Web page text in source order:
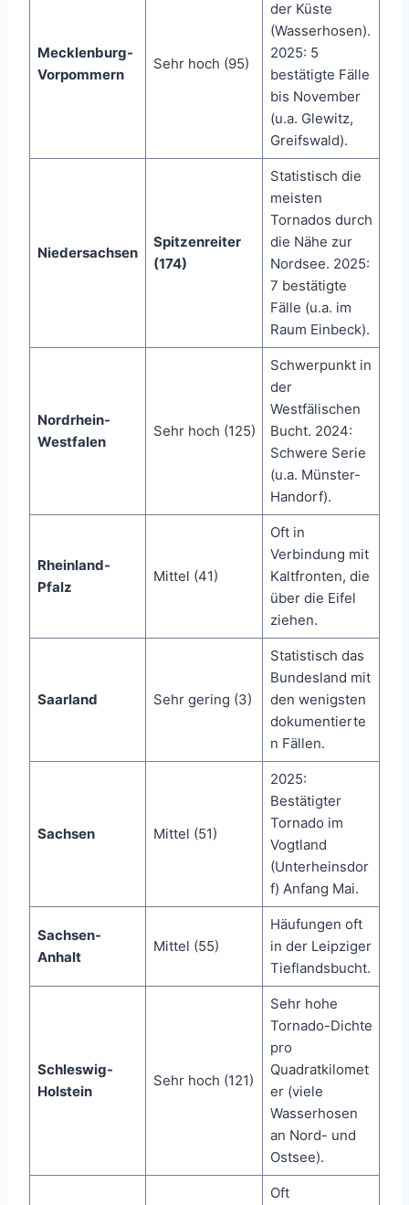
Mecklenburg-
Vorpommern
Sehr hoch (95)
der Küste
(Wasserhosen).
2025: 5
bestätigte Fälle
bis November
(u.a. Glewitz,
Greifswald).
Niedersachsen
Spitzenreiter
(174)
Statistisch die
meisten
Tornados durch
die Nähe zur
Nordsee. 2025:
7 bestätigte
Fälle (u.a. im
Raum Einbeck).
Nordrhein-
Westfalen
Sehr hoch (125)
Schwerpunkt in
der
Westfälischen
Bucht. 2024:
Schwere Serie
(u.a. Münster-
Handorf).
Rheinland-
Pfalz
Mittel (41)
Oft in
Verbindung mit
Kaltfronten, die
über die Eifel
ziehen.
Saarland Sehr gering (3)
Statistisch das
Bundesland mit
den wenigsten
dokumentierte
n Fällen.
Sachsen Mittel (51)
2025:
Bestätigter
Tornado im
Vogtland
(Unterheinsdor
f) Anfang Mai.
Sachsen-
Anhalt
Mittel (55)
Häufungen oft
in der Leipziger
Tieflandsbucht.
Schleswig-
Holstein
Sehr hoch (121)
Sehr hohe
Tornado-Dichte
pro
Quadratkilomet
er (viele
Wasserhosen
an Nord- und
Ostsee).
Oft